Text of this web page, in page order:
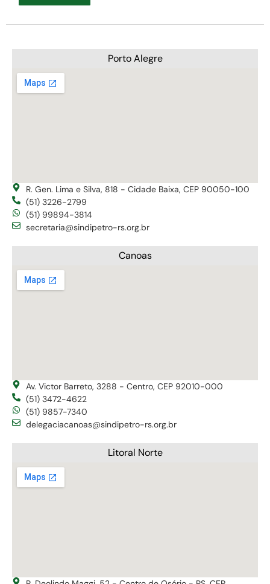
Porto Alegre
R. Gen. Lima e Silva, 818 - Cidade Baixa, CEP 90050-100
(51) 3226-2799
(51) 99894-3814
secretaria@sindipetro-rs.org.br
Canoas
Av. Victor Barreto, 3288 - Centro, CEP 92010-000
(51) 3472-4622
(51) 9857-7340
delegaciacanoas@sindipetro-rs.org.br
Litoral Norte